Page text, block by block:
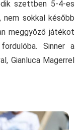
szettben 5-4-es
nem sokkal később
meggyőző játékot
Sinner a
Gianluca Magerrel